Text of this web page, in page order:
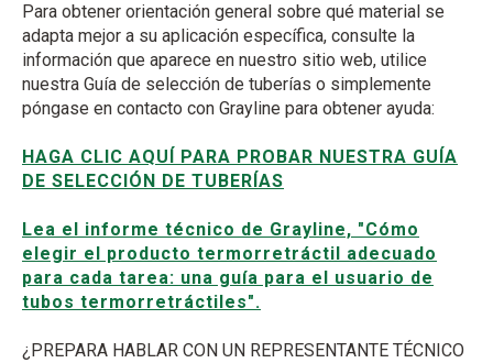
Para obtener orientación general sobre qué material se
adapta mejor a su aplicación específica, consulte la
información que aparece en nuestro sitio web, utilice
nuestra Guía de selección de tuberías o simplemente
póngase en contacto con Grayline para obtener ayuda:
HAGA CLIC AQUÍ PARA PROBAR NUESTRA GUÍA
DE SELECCIÓN DE TUBERÍAS
Lea el informe técnico de Grayline, "Cómo
elegir el producto termorretráctil adecuado
para cada tarea: una guía para el usuario de
tubos termorretráctiles".
¿PREPARA HABLAR CON UN REPRESENTANTE TÉCNICO